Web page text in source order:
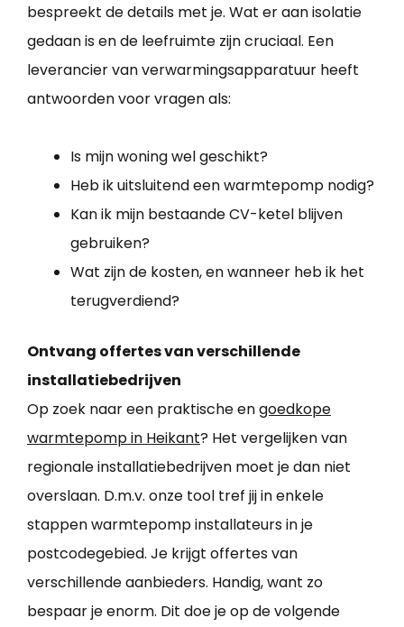
bespreekt de details met je. Wat er aan isolatie
gedaan is en de leefruimte zijn cruciaal. Een
leverancier van verwarmingsapparatuur heeft
antwoorden voor vragen als:
Is mijn woning wel geschikt?
Heb ik uitsluitend een warmtepomp nodig?
Kan ik mijn bestaande CV-ketel blijven
gebruiken?
Wat zijn de kosten, en wanneer heb ik het
terugverdiend?
Ontvang offertes van verschillende
installatiebedrijven
Op zoek naar een praktische engoedkope
warmtepomp in Heikant? Het vergelijken van
regionale installatiebedrijven moet je dan niet
overslaan. D.m.v. onze tool tref jij in enkele
stappen warmtepomp installateurs in je
postcodegebied. Je krijgt offertes van
verschillende aanbieders. Handig, want zo
bespaar je enorm. Dit doe je op de volgende